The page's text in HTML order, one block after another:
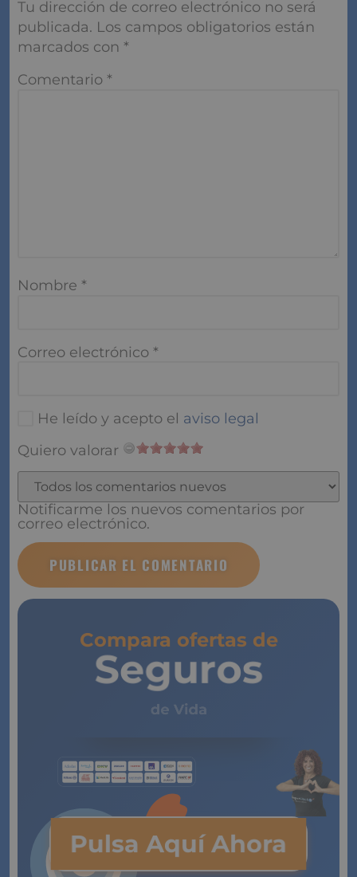
Tu dirección de correo electrónico no será
publicada. Los campos obligatorios están
marcados con *
Comentario *
Nombre *
Correo electrónico *
He leído y acepto el aviso legal
Quiero valorar
Notificarme los nuevos comentarios por
correo electrónico.
Compara ofertas de
Seguros
de Vida
Pulsa Aquí Ahora